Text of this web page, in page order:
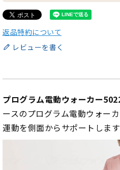
返品特約について
レビューを書く
プログラム電動ウォーカー
ースのプログラム電動ウォー
運動を側面からサポートします